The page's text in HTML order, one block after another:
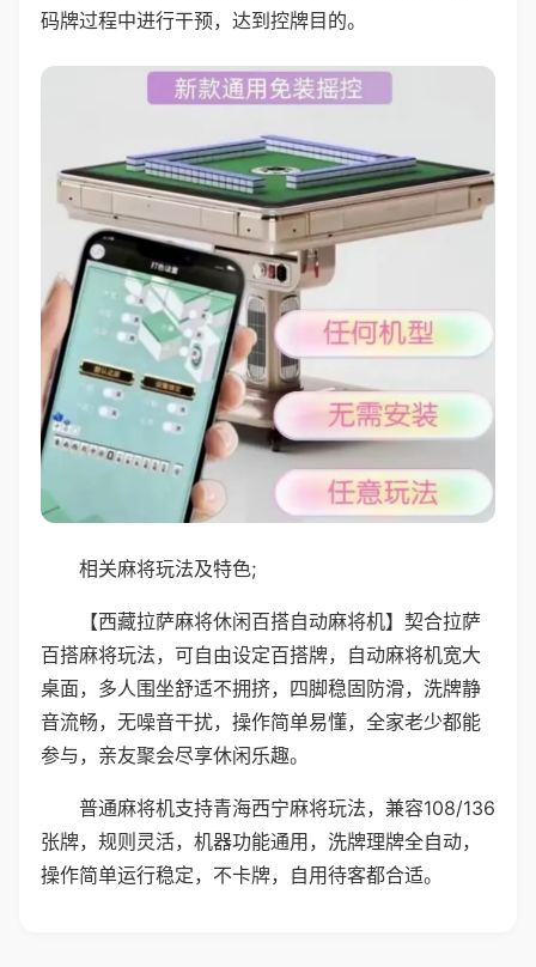
码牌过程中进行干预，达到控牌目的。
相关麻将玩法及特色;
【西藏拉萨麻将休闲百搭自动麻将机】契合拉萨
百搭麻将玩法，可自由设定百搭牌，自动麻将机宽大
桌面，多人围坐舒适不拥挤，四脚稳固防滑，洗牌静
音流畅，无噪音干扰，操作简单易懂，全家老少都能
参与，亲友聚会尽享休闲乐趣。
普通麻将机支持青海西宁麻将玩法，兼容108/136
张牌，规则灵活，机器功能通用，洗牌理牌全自动，
操作简单运行稳定，不卡牌，自用待客都合适。